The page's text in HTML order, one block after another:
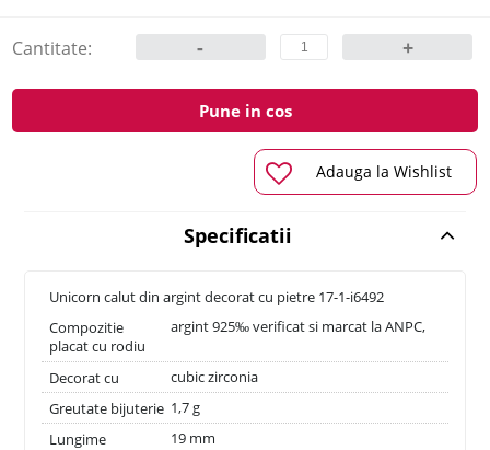
Adauga la Wishlist
Cantitate: - +
Pune in cos
Specificatii
Unicorn calut din argint decorat cu pietre 17-1-i6492
Compozitie
argint 925‰ verificat si marcat la ANPC,
placat cu rodiu
Decorat cu
cubic zirconia
Greutate bijuterie 1,7 g
Lungime
19 mm